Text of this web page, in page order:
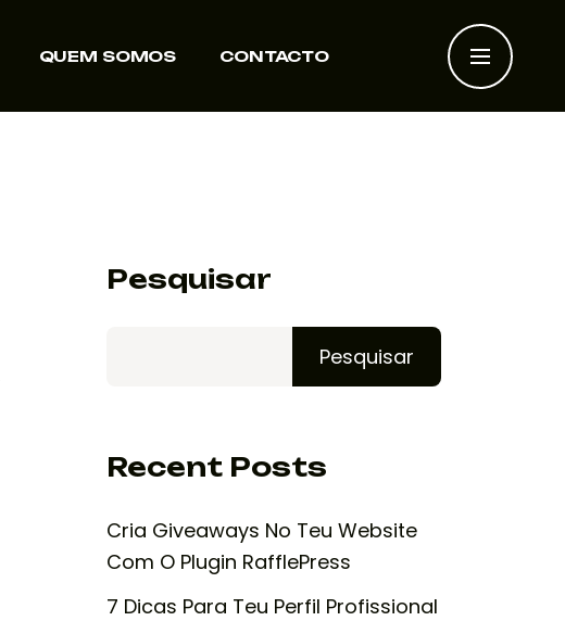
QUEM SOMOS CONTACTO
Pesquisar
Pesquisar
Recent Posts
Cria Giveaways No Teu Website
Com O Plugin RafflePress
7 Dicas Para Teu Perfil Profissional